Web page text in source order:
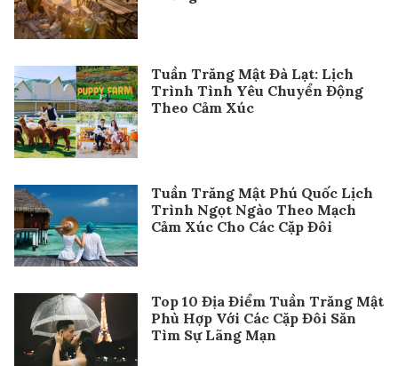
Tuần Trăng Mật Đà Lạt: Lịch
Trình Tình Yêu Chuyển Động
Theo Cảm Xúc
Tuần Trăng Mật Phú Quốc Lịch
Trình Ngọt Ngào Theo Mạch
Cảm Xúc Cho Các Cặp Đôi
Top 10 Địa Điểm Tuần Trăng Mật
Phù Hợp Với Các Cặp Đôi Săn
Tìm Sự Lãng Mạn